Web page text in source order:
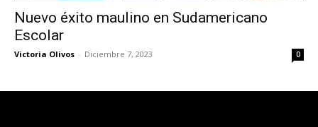
Nuevo éxito maulino en Sudamericano
Escolar
Victoria Olivos - Diciembre 7, 2023 0